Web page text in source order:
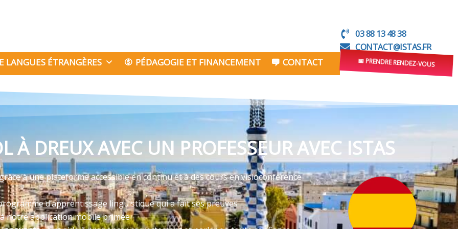
LANGUES ÉTRANGÈRES PÉDAGOGIE ET FINANCEMENT CONTACT
03 88 13 48 38
CONTACT@ISTAS.FR
📅 PRENDRE RENDEZ-VOUS
À DREUX AVEC UN PROFESSEUR AVEC ISTAS
à une plateforme accessible en continu et à des cours en visioconférence
d’apprentissage linguistique qui a fait ses preuves
notre application mobile primée